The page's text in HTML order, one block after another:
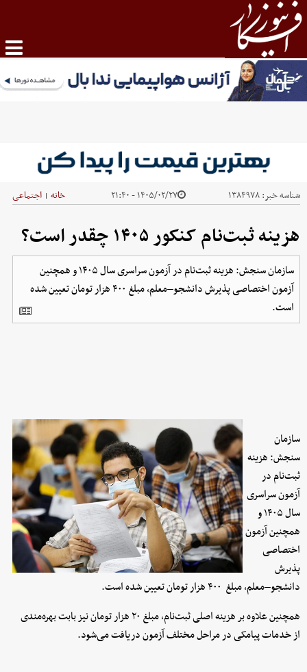
شناسه خبر:۱۳۸۴۹۷۸ ۱۴۰۵/۰۲/۲۷ - ۲۱:۴۰ خانه | اجتماعی
هزینه ثبت‌نام کنکور ۱۴۰۵ چقدر است؟
سازمان سنجش: هزینه ثبت‌نام در آزمون سراسری سال ۱۴۰۵ و همچنین
آزمون اختصاصی پذیرش دانشجو–معلم، مبلغ ۴۰۰ هزار تومان تعیین شده
است.
سازمان
سنجش: هزینه
ثبت‌نام در
آزمون سراسری
سال ۱۴۰۵ و
همچنین آزمون
اختصاصی
پذیرش
دانشجو–معلم، مبلغ ۴۰۰ هزار تومان تعیین شده است.
همچنین علاوه بر هزینه اصلی ثبت‌نام، مبلغ ۲۰ هزار تومان نیز بابت بهره‌مندی
از خدمات پیامکی در مراحل مختلف آزمون دریافت می‌شود.